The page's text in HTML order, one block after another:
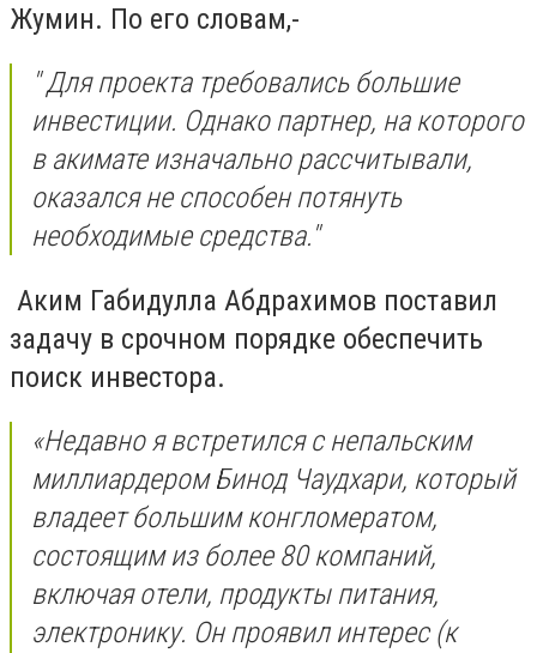
Жумин. По его словам,-
" Для проекта требовались большие
инвестиции. Однако партнер, на которого
в акимате изначально рассчитывали,
оказался не способен потянуть
необходимые средства."
Аким Габидулла Абдрахимов поставил
задачу в срочном порядке обеспечить
поиск инвестора.
«Недавно я встретился с непальским
миллиардером Бинод Чаудхари, который
владеет большим конгломератом,
состоящим из более 80 компаний,
включая отели, продукты питания,
электронику. Он проявил интерес (к